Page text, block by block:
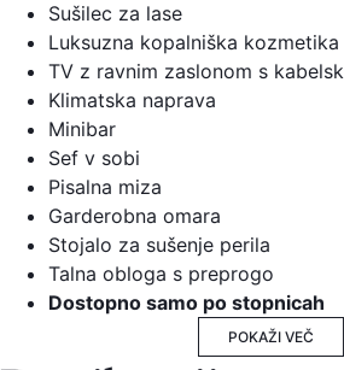
Sušilec za lase
Luksuzna kopalniška kozmetika
TV z ravnim zaslonom s
Klimatska naprava
Minibar
Sef v sobi
Pisalna miza
Garderobna omara
Stojalo za sušenje perila
Talna obloga s preprogo
Dostopno samo po stopnicah
POKAŽI VEČ